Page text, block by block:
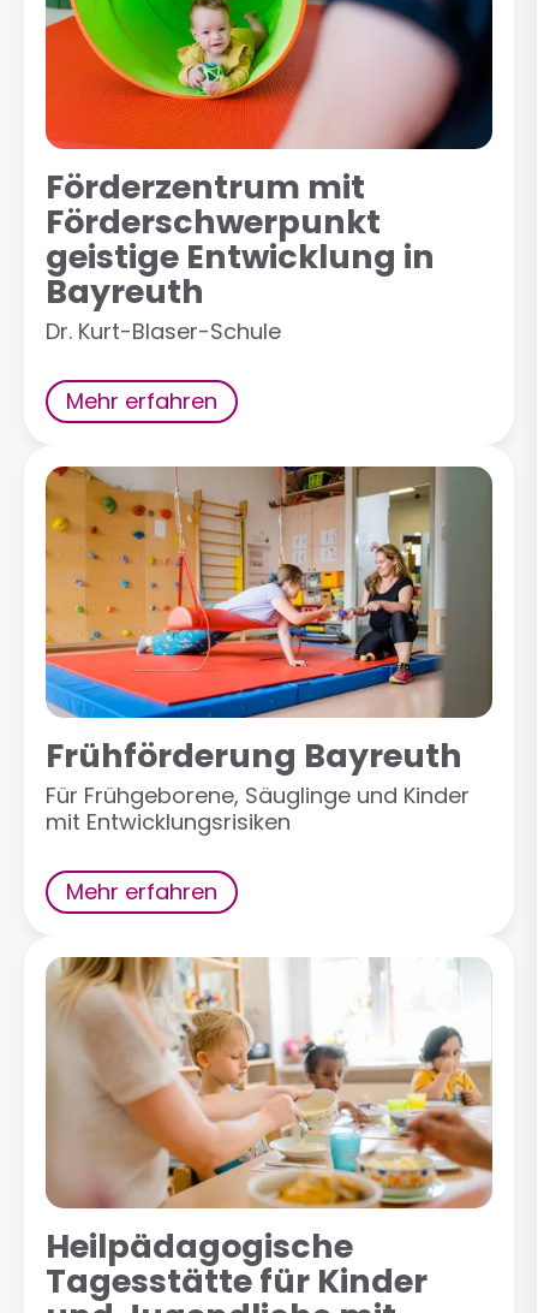
Förderzentrum mit
Förderschwerpunkt
geistige Entwicklung in
Bayreuth
Dr. Kurt-Blaser-Schule
Mehr erfahren
Frühförderung Bayreuth
Für Frühgeborene, Säuglinge und Kinder
mit Entwicklungsrisiken
Mehr erfahren
Heilpädagogische
Tagesstätte für Kinder